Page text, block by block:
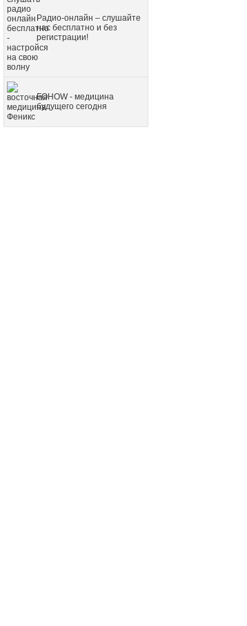
Радио-онлайн – слушайте
нас бесплатно и без
регистрации!
FOHOW - медицина
будущего сегодня